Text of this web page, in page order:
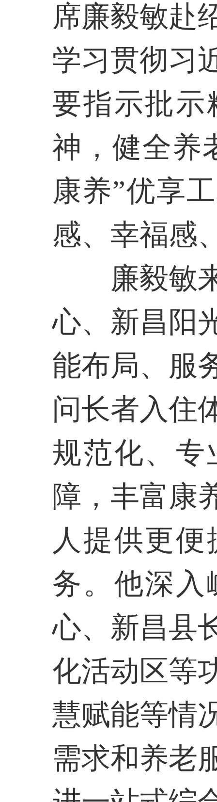
席廉毅敏赴
学习贯彻习
要指示批示
神，健全养
康养”优享
感、幸福感
廉毅敏
心、新昌阳
能布局、服
问长者入住
规范化、专
障，丰富康
人提供更
务。他深入
心、新昌县
化活动区等
慧赋能等情
需求和养老